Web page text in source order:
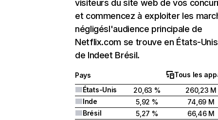
visiteurs du site web de vos
et commencez à exploiter les
négligésl'audience principale de
Netflix.com se trouve en États-
de Indeet Brésil.
Pays
Tous les
États-Unis
20,63 %
260,23 M
Inde
5,92 %
74,69 M
Brésil
5,27 %
66,46 M